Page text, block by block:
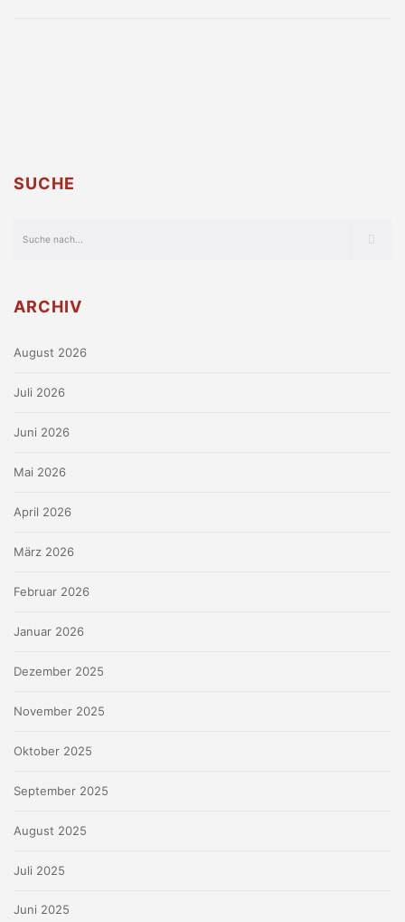
SUCHE
ARCHIV
August 2026
Juli 2026
Juni 2026
Mai 2026
April 2026
März 2026
Februar 2026
Januar 2026
Dezember 2025
November 2025
Oktober 2025
September 2025
August 2025
Juli 2025
Juni 2025